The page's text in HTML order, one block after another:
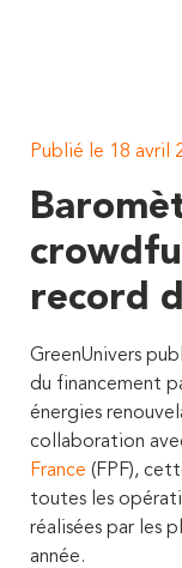
Publié le 18 avril
record
GreenUnivers
du financement
énergies
collaboration
France (FPF),
toutes les
réalisées par les
année.